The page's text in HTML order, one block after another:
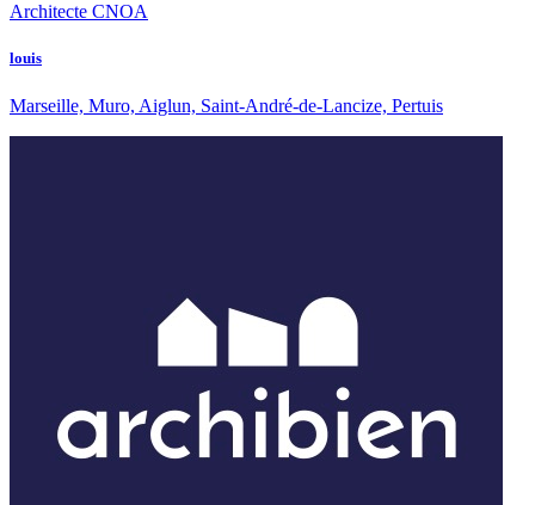
Architecte CNOA
louis
Marseille, Muro, Aiglun, Saint-André-de-Lancize, Pertuis